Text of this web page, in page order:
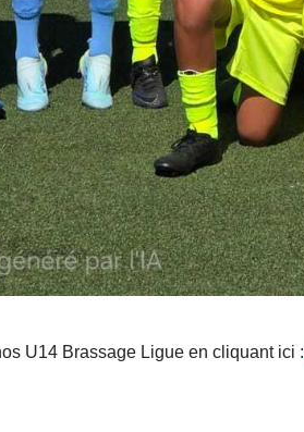
U14 Brassage Ligue en cliquant ici :